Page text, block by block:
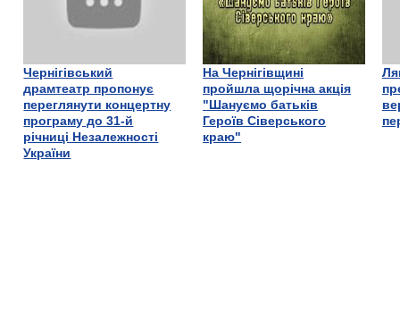
Чернігівський
драмтеатр пропонує
переглянути концертну
програму до 31-й
річниці Незалежності
України
На Чернігівщині
пройшла щорічна акція
"Шануємо батьків
Героїв Сіверського
краю"